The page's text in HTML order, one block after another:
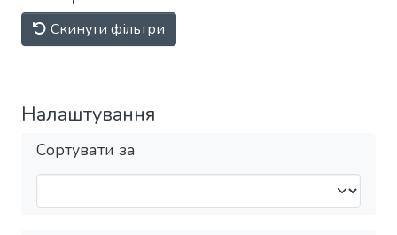
Скинути фільтри
Налаштування
Сортувати за